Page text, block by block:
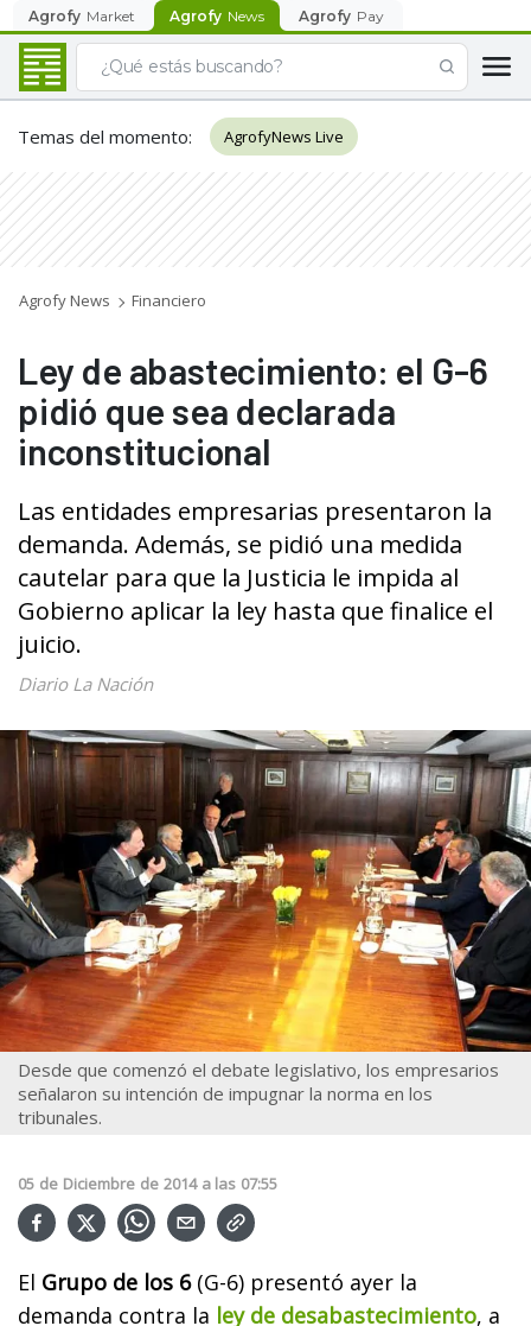
Agrofy Market Agrofy News Agrofy Pay
Temas del momento: AgrofyNews Live
Agrofy News Financiero
Ley de abastecimiento: el G-6
pidió que sea declarada
inconstitucional
Las entidades empresarias presentaron la
demanda. Además, se pidió una medida
cautelar para que la Justicia le impida al
Gobierno aplicar la ley hasta que finalice el
juicio.
Diario La Nación
Desde que comenzó el debate legislativo, los empresarios
señalaron su intención de impugnar la norma en los
tribunales.
05 de Diciembre de 2014 a las 07:55
El Grupo de los 6(G-6) presentó ayer la
demanda contra la ley de desabastecimiento, a